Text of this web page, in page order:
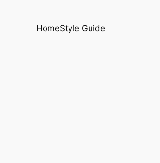
HomeStyle Guide